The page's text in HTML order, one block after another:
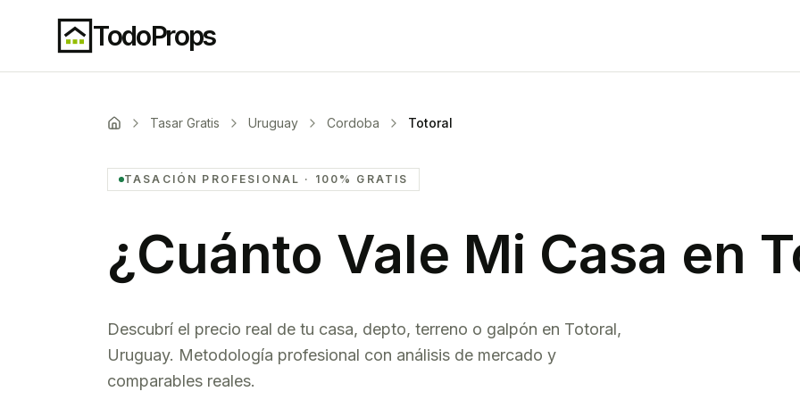
TodoProps
Tasar Gratis Uruguay Cordoba Totoral
TASACIÓN PROFESIONAL · 100% GRATIS
¿Cuánto Vale Mi Casa en
Descubrí el precio real de tu casa, depto, terreno o galpón en Totoral,
Uruguay. Metodología profesional con análisis de mercado y
comparables reales.